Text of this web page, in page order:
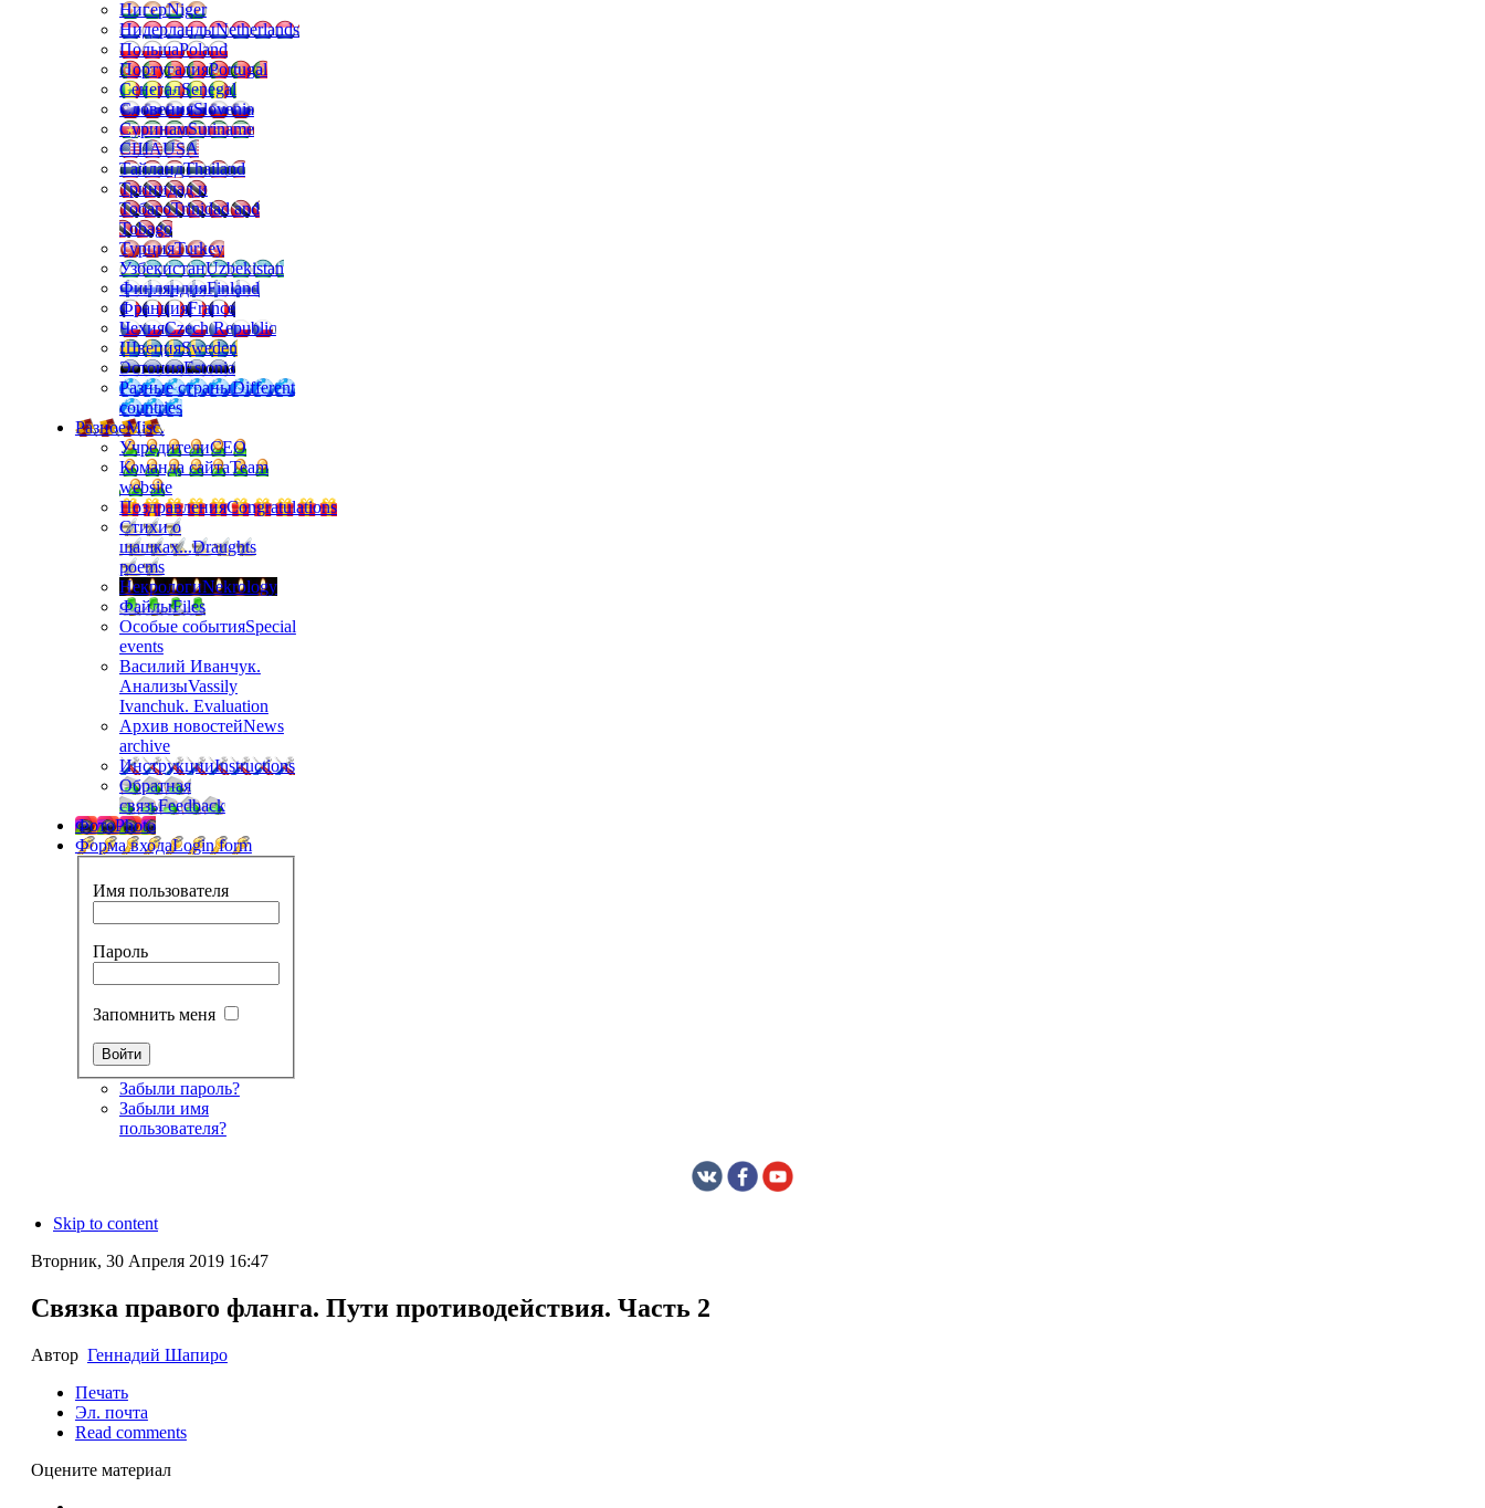
НигерNiger
НидерландыNetherlands
ПольшаPoland
ПортугалияPortugal
СенегалSenegal
СловенияSlovenia
СуринамSuriname
СШАUSA
ТайландThailand
Тринидад и
ТобагоTrinidad and
Tobago
ТурцияTurkey
УзбекистанUzbekistan
ФинляндияFinland
ФранцияFrance
ЧехияCzech Republic
ШвецияSweden
ЭстонияEstonia
Разные страныDifferent
countries
РазноеMisc.
УчредителиCEO
Команда сайтаTeam
website
ПоздравленияCongratulations
Стихи о
шашках...Draughts
poems
НекрологиNekrology
ФайлыFiles
Особые событияSpecial
events
Василий Иванчук.
АнализыVassily
Ivanchuk. Evaluation
Архив новостейNews
archive
ИнструкцииInstructions
Обратная
связьFeedback
ФотоPhoto
Форма входаLogin form
Имя пользователя
Пароль
Запомнить меня
Забыли пароль?
Забыли имя
пользователя?
Skip to content
Вторник, 30 Апреля 2019 16:47
Связка правого фланга. Пути противодействия. Часть 2
Автор Геннадий Шапиро
Печать
Эл. почта
Read comments
Оцените материал